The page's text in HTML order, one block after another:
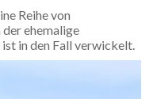
Reihe von
ehemalige
in den Fall verwickelt.